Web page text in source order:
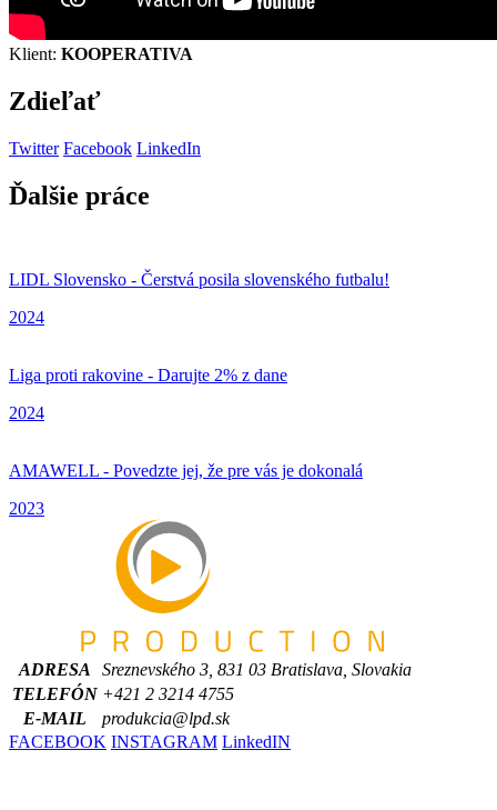
Klient: KOOPERATIVA
Zdieľať
Twitter Facebook LinkedIn
Ďalšie práce
LIDL Slovensko - Čerstvá posila slovenského futbalu!
2024
Liga proti rakovine - Darujte 2% z dane
2024
AMAWELL - Povedzte jej, že pre vás je dokonalá
2023
ADRESA
Sreznevského 3, 831 03 Bratislava, Slovakia
TELEFÓN +421 2 3214 4755
E-MAIL
produkcia@lpd.sk
FACEBOOK INSTAGRAM LinkedIN